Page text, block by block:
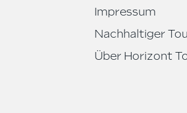
Impressum
Nachhaltiger
Über Horizont